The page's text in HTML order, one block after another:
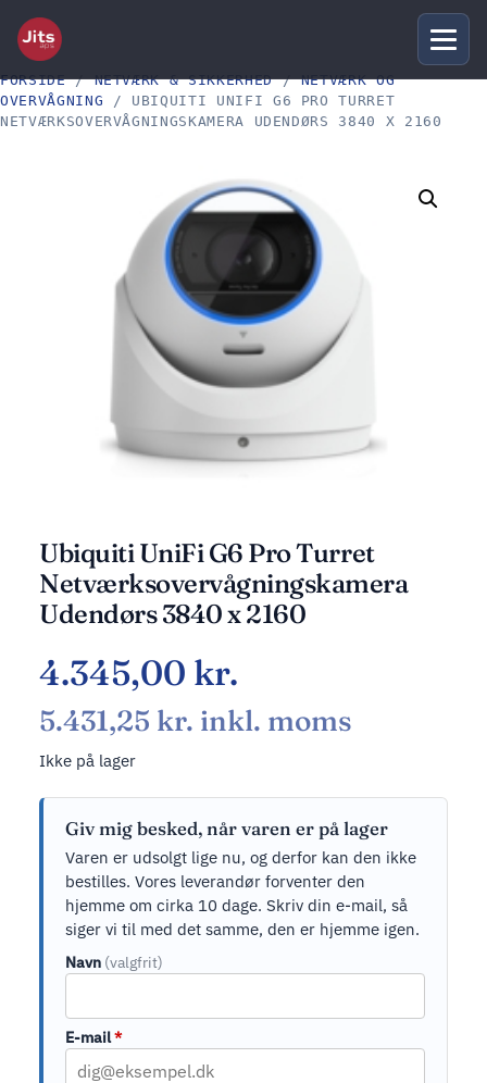
FORSIDE/NETVÆRK & SIKKERHED/NETVÆRK OG
OVERVÅGNING / UBIQUITI UNIFI G6 PRO TURRET
NETVÆRKSOVERVÅGNINGSKAMERA UDENDØRS 3840 X 2160
Ubiquiti UniFi G6 Pro Turret
Netværksovervågningskamera
Udendørs 3840 x 2160
4.345,00 kr.
5.431,25 kr. inkl. moms
Ikke på lager
Giv mig besked, når varen er på lager
Varen er udsolgt lige nu, og derfor kan den ikke
bestilles. Vores leverandør forventer den
hjemme om cirka 10 dage. Skriv din e-mail, så
siger vi til med det samme, den er hjemme igen.
Navn (valgfrit)
E-mail*